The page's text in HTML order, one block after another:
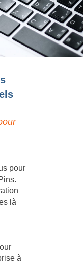
pour
là
à